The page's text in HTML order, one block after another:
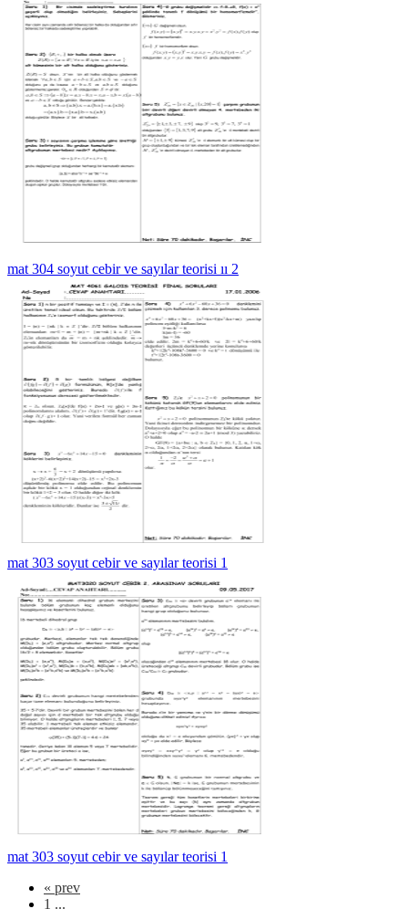
mat 304 soyut cebir ve sayılar teorisi ıı 2
mat 303 soyut cebir ve sayılar teorisi 1
mat 303 soyut cebir ve sayılar teorisi 1
« prev
1 ...